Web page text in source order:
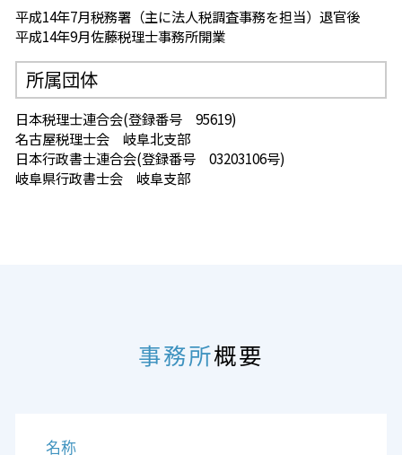
平成14年7月税務署（主に法人税調査事務を担当）退官後
平成14年9月佐藤税理士事務所開業
所属団体
日本税理士連合会(登録番号 95619)
名古屋税理士会 岐阜北支部
日本行政書士連合会(登録番号 03203106号)
岐阜県行政書士会 岐阜支部
事務所概要
名称